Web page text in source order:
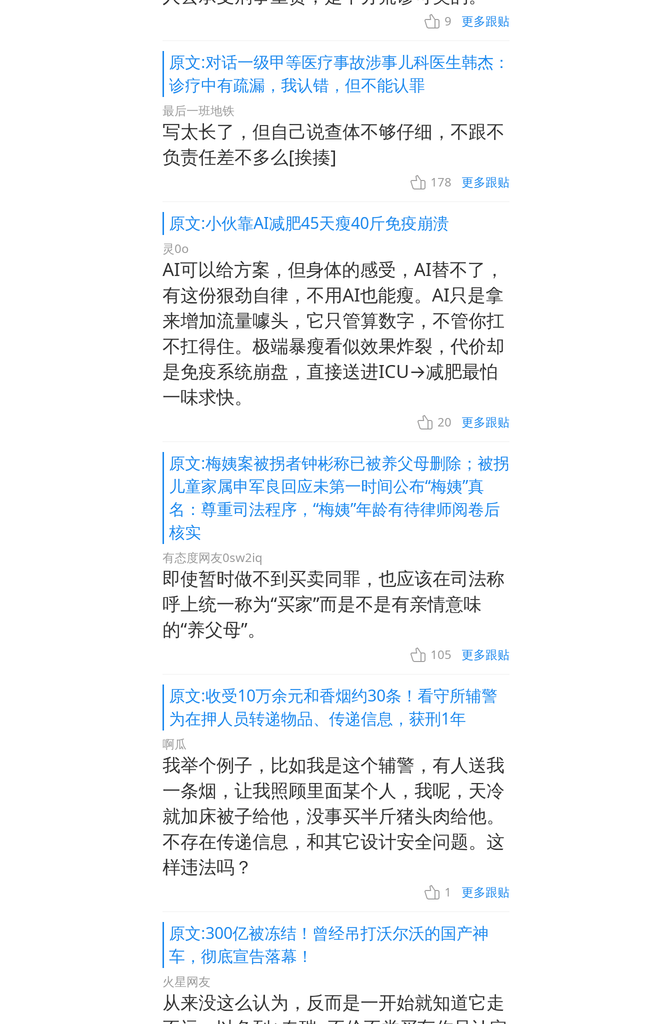
9 更多跟贴
原文:对话一级甲等医疗事故涉事儿科医生韩杰：
诊疗中有疏漏，我认错，但不能认罪
最后一班地铁
写太长了，但自己说查体不够仔细，不跟不
负责任差不多么[挨揍]
178 更多跟贴
原文:小伙靠AI减肥45天瘦40斤免疫崩溃
灵0o
AI可以给方案，但身体的感受，AI替不了，
有这份狠劲自律，不用AI也能瘦。AI只是拿
来增加流量噱头，它只管算数字，不管你扛
不扛得住。极端暴瘦看似效果炸裂，代价却
是免疫系统崩盘，直接送进ICU→减肥最怕
一味求快。
20 更多跟贴
原文:梅姨案被拐者钟彬称已被养父母删除；被拐
儿童家属申军良回应未第一时间公布“梅姨”真
名：尊重司法程序，“梅姨”年龄有待律师阅卷后
核实
有态度网友0sw2iq
即使暂时做不到买卖同罪，也应该在司法称
呼上统一称为“买家”而是不是有亲情意味
的“养父母”。
105 更多跟贴
原文:收受10万余元和香烟约30条！看守所辅警
为在押人员转递物品、传递信息，获刑1年
啊瓜
我举个例子，比如我是这个辅警，有人送我
一条烟，让我照顾里面某个人，我呢，天冷
就加床被子给他，没事买半斤猪头肉给他。
不存在传递信息，和其它设计安全问题。这
样违法吗？
1 更多跟贴
原文:300亿被冻结！曾经吊打沃尔沃的国产神
车，彻底宣告落幕！
火星网友
从来没这么认为，反而是一开始就知道它走